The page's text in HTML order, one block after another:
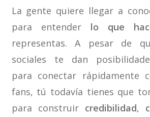
La gente quiere llegar a
para entender lo que
representas. A pesar de
sociales te dan
para conectar rápidamente
fans, tú todavía tienes que
para construir credibilidad,